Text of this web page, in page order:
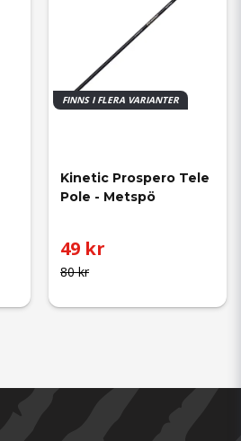
FINNS I FLERA VARIANTER
Kinetic Prospero Tele
Pole - Metspö
80 kr
49 kr